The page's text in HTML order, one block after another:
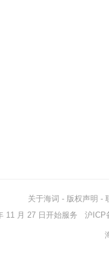
关于海词 - 版权声明 -
11 月 27 日开始服务 沪ICP